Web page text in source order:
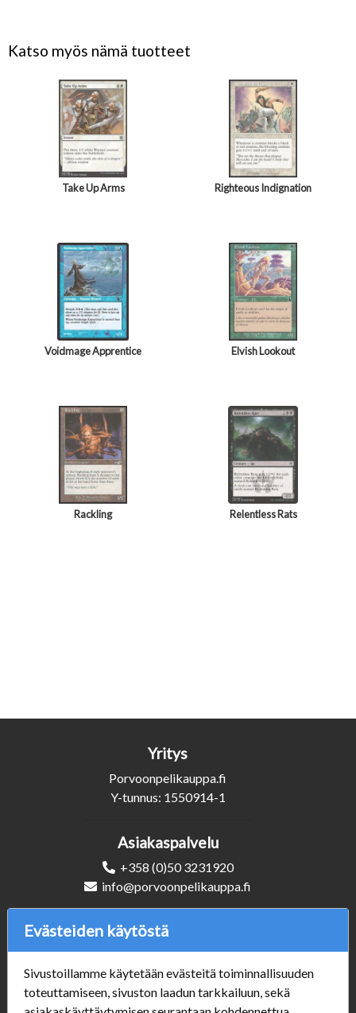
Katso myös nämä tuotteet
Take Up Arms Righteous Indignation
Voidmage Apprentice Elvish Lookout
Rackling Relentless Rats
Yritys
Porvoonpelikauppa.fi
Y-tunnus: 1550914-1
Asiakaspalvelu
+358 (0)50 3231920
info@porvoonpelikauppa.fi
Seuraa Meitä
Evästeiden käytöstä
Sivustoillamme käytetään evästeitä toiminnallisuuden
toteuttamiseen, sivuston laadun tarkkailuun, sekä